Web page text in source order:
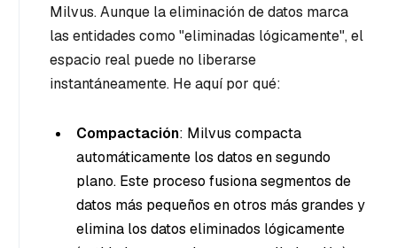
Milvus. Aunque la eliminación de datos marca
las entidades como "eliminadas lógicamente", el
espacio real puede no liberarse
instantáneamente. He aquí por qué:
Compactación: Milvus compacta
automáticamente los datos en segundo
plano. Este proceso fusiona segmentos de
datos más pequeños en otros más grandes y
elimina los datos eliminados lógicamente